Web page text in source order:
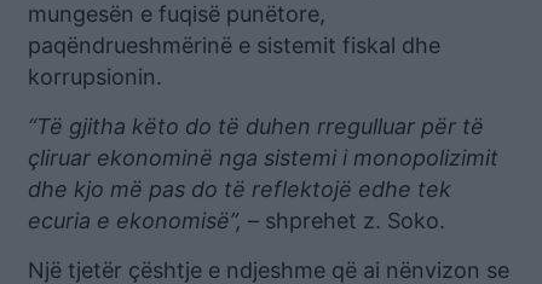
mungesën e fuqisë punëtore,
paqëndrueshmërinë e sistemit fiskal dhe
korrupsionin.
“Të gjitha këto do të duhen rregulluar për të
çliruar ekonominë nga sistemi i monopolizimit
dhe kjo më pas do të reflektojë edhe tek
ecuria e ekonomisë”, – shprehet z. Soko.
Një tjetër çështje e ndjeshme që ai nënvizon se